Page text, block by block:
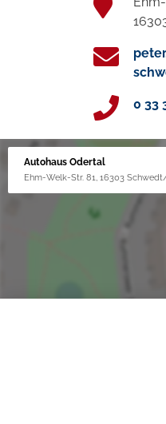
0 33
Autohaus Odertal
Ehm-Welk-Str. 81, 16303